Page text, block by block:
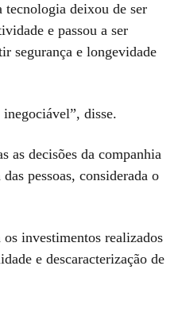
deixou de ser
e passou a ser
segurança e longevidade
disse.
as decisões da companhia
pessoas, considerada o
investimentos realizados
e descaracterização de